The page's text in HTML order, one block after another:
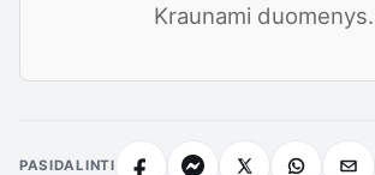
Kraunami
PASIDALINTI